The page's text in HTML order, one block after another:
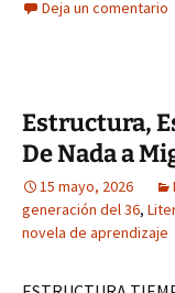
Deja un comentario
Estructura,
De Nada a
15 mayo, 2026
generación del 36,
novela de aprendizaje